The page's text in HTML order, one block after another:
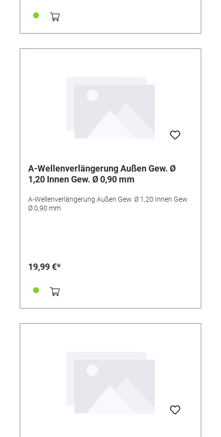
A-Wellenverlängerung Außen Gew. Ø
1,20 Innen Gew. Ø 0,90 mm
A-Wellenverlängerung Außen Gew. Ø 1,20 Innen Gew.
Ø 0,90 mm
19,99 €*